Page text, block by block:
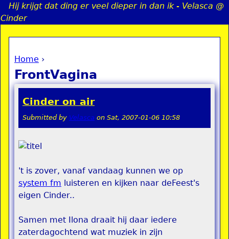
Jump to navigation
Hij krijgt dat ding er veel dieper in dan ik - Velasca @
Cinder
You are here
Home ›
FrontVagina
Cinder on air
Submitted by Velasca on Sat, 2007-01-06 10:58
't is zover, vanaf vandaag kunnen we op
system fm luisteren en kijken naar deFeest's
eigen Cinder..
Samen met Ilona draait hij daar iedere
zaterdagochtend wat muziek in zijn